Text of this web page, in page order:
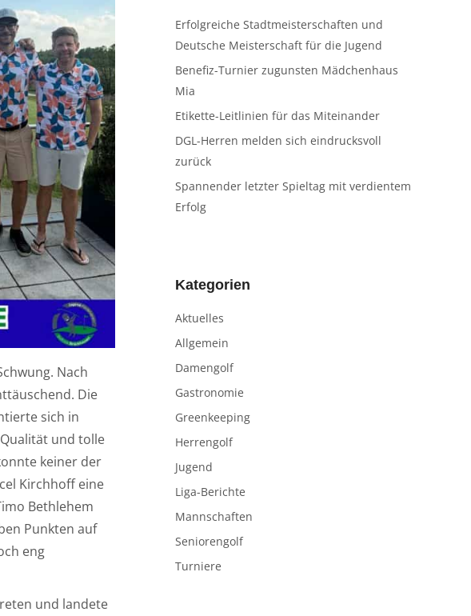
Nach
Die
sich in
und tolle
keiner der
Kirchhoff eine
Bethlehem
Punkten auf
eng
und landete
Erfolgreiche Stadtmeisterschaften und
Deutsche Meisterschaft für die Jugend
Benefiz-Turnier zugunsten Mädchenhaus
Mia
Etikette-Leitlinien für das Miteinander
DGL-Herren melden sich eindrucksvoll
zurück
Spannender letzter Spieltag mit verdientem
Erfolg
Kategorien
Aktuelles
Allgemein
Damengolf
Gastronomie
Greenkeeping
Herrengolf
Jugend
Liga-Berichte
Mannschaften
Seniorengolf
Turniere